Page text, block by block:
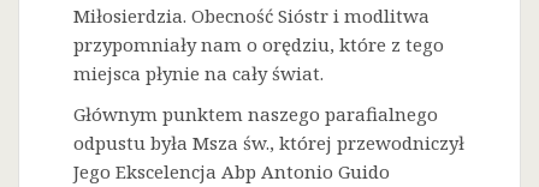
Miłosierdzia. Obecność Sióstr i modlitwa
przypomniały nam o orędziu, które z tego
miejsca płynie na cały świat.
Głównym punktem naszego parafialnego
odpustu była Msza św., której przewodniczył
Jego Ekscelencja Abp Antonio Guido